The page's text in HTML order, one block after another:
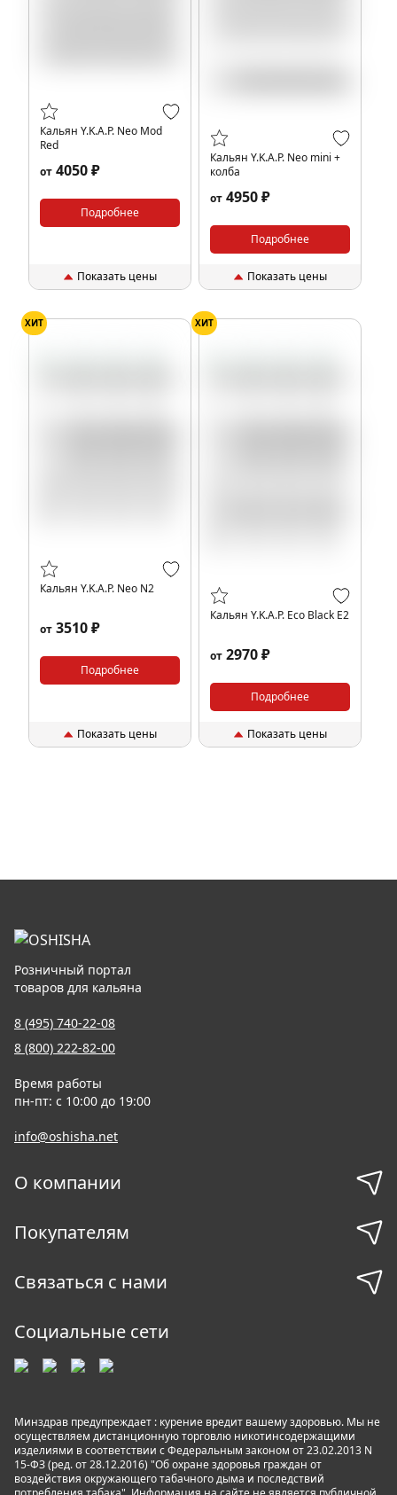
Кальян Y.K.A.P. Neo Mod
Red
от 4050 ₽
Подробнее
Показать цены
Кальян Y.K.A.P. Neo mini +
колба
от 4950 ₽
Подробнее
Показать цены
ХИТ
Кальян Y.K.A.P. Neo N2
от 3510 ₽
Подробнее
Показать цены
ХИТ
Кальян Y.K.A.P. Eco Black E2
от 2970 ₽
Подробнее
Показать цены
Розничный портал
товаров для кальяна
8 (495) 740-22-08
8 (800) 222-82-00
Время работы
пн-пт: с 10:00 до 19:00
info@oshisha.net
О компании
Покупателям
Связаться с нами
Социальные сети
Минздрав предупреждает : курение вредит вашему здоровью. Мы не
осуществляем дистанционную торговлю никотинсодержащими
изделиями в соответствии с Федеральным законом от 23.02.2013 N
15-ФЗ (ред. от 28.12.2016) "Об охране здоровья граждан от
воздействия окружающего табачного дыма и последствий